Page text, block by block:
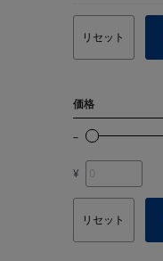
リセット
価格
¥
リセット